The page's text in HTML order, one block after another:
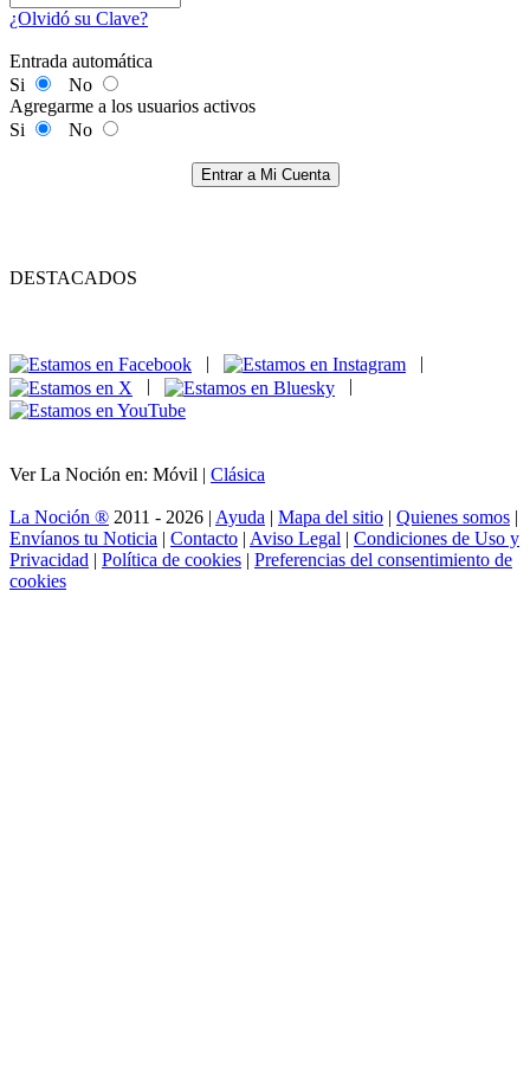
¿Olvidó su Clave?
Entrada automática
Si
No
Agregarme a los usuarios activos
Si
No
Entrar a Mi Cuenta
DESTACADOS
|
|
|
|
Ver La Noción en: Móvil | Clásica
La Noción ® 2011 - 2026 | Ayuda | Mapa del sitio | Quienes somos |
Envíanos tu Noticia | Contacto | Aviso Legal | Condiciones de Uso y
Privacidad | Política de cookies | Preferencias del consentimiento de
cookies